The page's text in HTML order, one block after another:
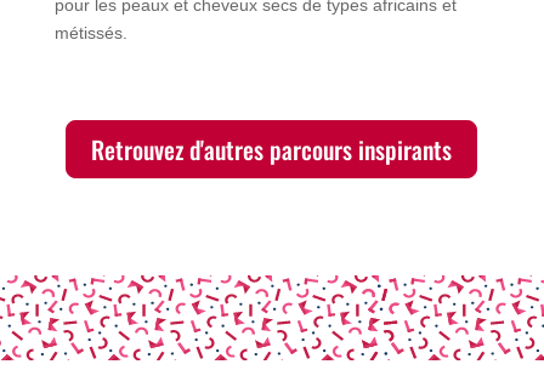
pour les peaux et cheveux secs de types africains et
métissés.
Retrouvez d'autres parcours inspirants